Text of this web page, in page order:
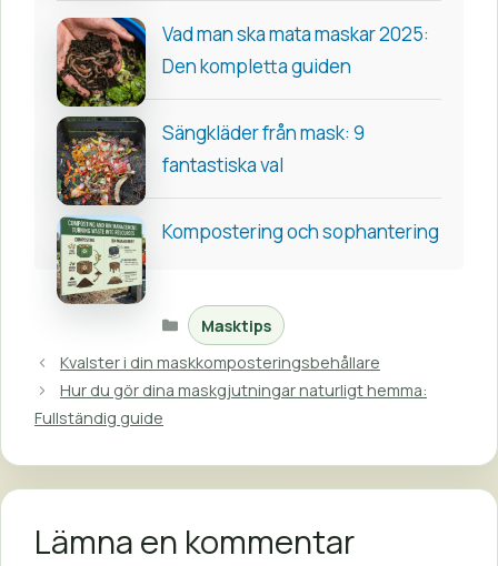
Vad man ska mata maskar 2025:
Den kompletta guiden
Sängkläder från mask: 9
fantastiska val
Kompostering och sophantering
Kategorier
Masktips
Kvalster i din maskkomposteringsbehållare
Hur du gör dina maskgjutningar naturligt hemma:
Fullständig guide
Lämna en kommentar